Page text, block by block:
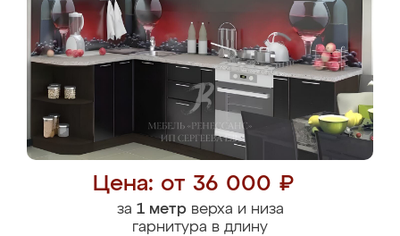
Цена: от 36 000 ₽
за 1 метрверха и низа
гарнитура в длину